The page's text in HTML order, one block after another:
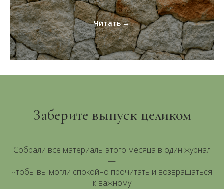
Читать →
Заберите выпуск целиком
Собрали все материалы этого месяца в один журнал
—
чтобы вы могли спокойно прочитать и возвращаться
к важному